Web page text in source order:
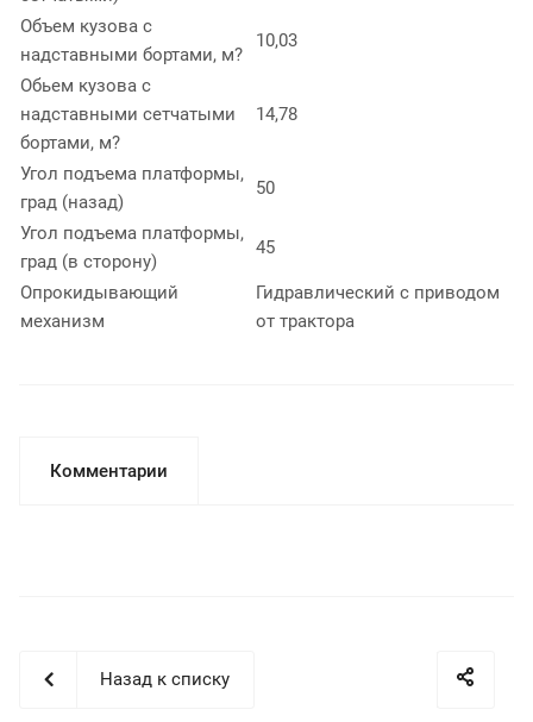
Объем кузова с
надставными бортами, м?
10,03
Обьем кузова с
надставными сетчатыми
бортами, м?
14,78
Угол подъема платформы,
град (назад)
50
Угол подъема платформы,
град (в сторону)
45
Опрокидывающий
механизм
Гидравлический с приводом
от трактора
Комментарии
Назад к списку